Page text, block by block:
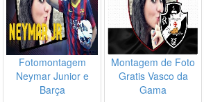
Fotomontagem
Neymar Junior e
Barça
Montagem de Foto
Gratis Vasco da
Gama